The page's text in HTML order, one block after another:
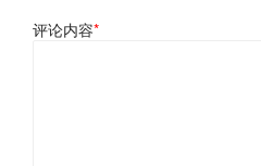
评论内容*